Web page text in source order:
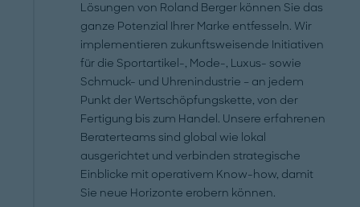
Lösungen von Roland Berger können Sie das
ganze Potenzial Ihrer Marke entfesseln. Wir
implementieren zukunftsweisende Initiativen
für die Sportartikel-, Mode-, Luxus- sowie
Schmuck- und Uhrenindustrie – an jedem
Punkt der Wertschöpfungskette, von der
Fertigung bis zum Handel. Unsere erfahrenen
Beraterteams sind global wie lokal
ausgerichtet und verbinden strategische
Einblicke mit operativem Know-how, damit
Sie neue Horizonte erobern können.